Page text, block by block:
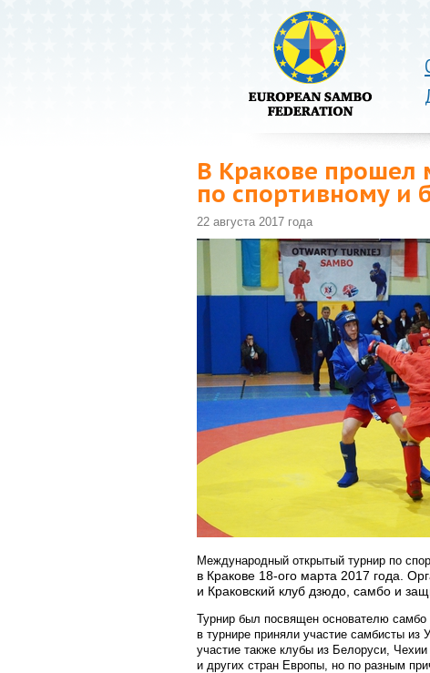
В Кракове
по спортивному и
22 августа 2017 года
Международный открытый турнир по
в Кракове 18-ого марта 2017 года.
и Краковский клуб дзюдо, самбо и
Турнир был посвящен основателю
в турнире приняли участие самбисты из
участие также клубы из Белоруси, Чехии
и других стран Европы, но по разным